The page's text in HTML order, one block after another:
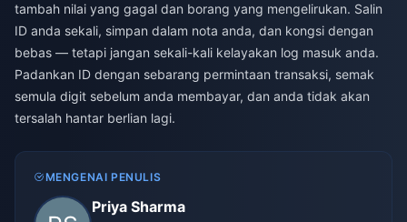
tambah nilai yang gagal dan borang yang mengelirukan. Salin
ID anda sekali, simpan dalam nota anda, dan kongsi dengan
bebas — tetapi jangan sekali-kali kelayakan log masuk anda.
Padankan ID dengan sebarang permintaan transaksi, semak
semula digit sebelum anda membayar, dan anda tidak akan
tersalah hantar berlian lagi.
MENGENAI PENULIS
Priya Sharma